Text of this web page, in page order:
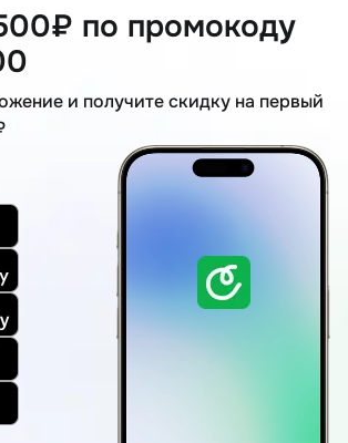
по промокоду
и получите скидку на первый